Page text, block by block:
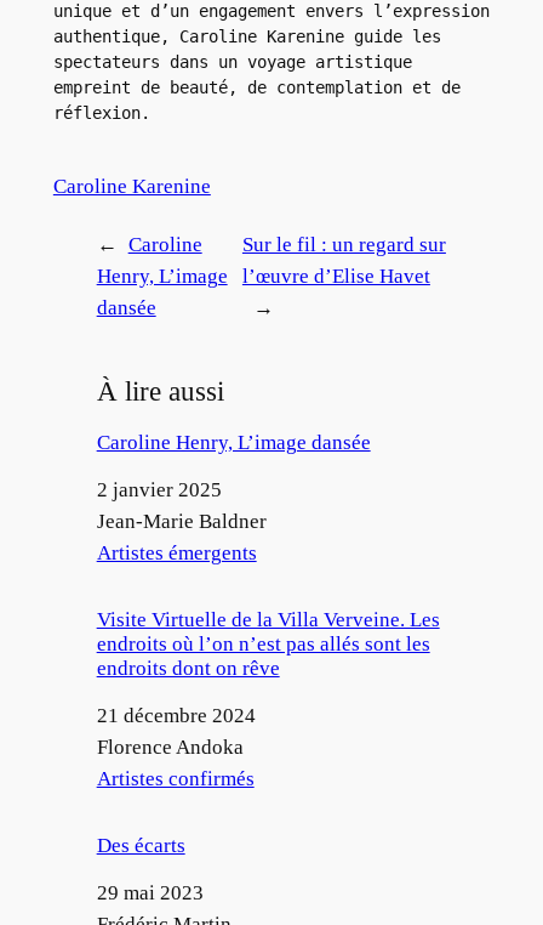
unique et d’un engagement envers l’expression
authentique, Caroline Karenine guide les
spectateurs dans un voyage artistique
empreint de beauté, de contemplation et de
réflexion.
Caroline Karenine
←
Caroline
Henry, L’image
dansée
Sur le fil : un regard sur
l’œuvre d’Elise Havet
→
À lire aussi
Caroline Henry, L’image dansée
Date
2 janvier 2025
Auteur
Jean-Marie Baldner
Par rapport à
Artistes émergents
Visite Virtuelle de la Villa Verveine. Les
endroits où l’on n’est pas allés sont les
endroits dont on rêve
Date
21 décembre 2024
Auteur
Florence Andoka
Par rapport à
Artistes confirmés
Des écarts
Date
29 mai 2023